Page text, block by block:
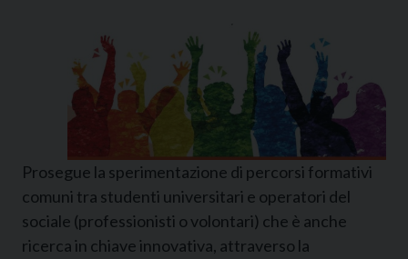
Prosegue la sperimentazione di percorsi formativi
comuni tra studenti universitari e operatori del
sociale (professionisti o volontari) che è anche
ricerca in chiave innovativa, attraverso la